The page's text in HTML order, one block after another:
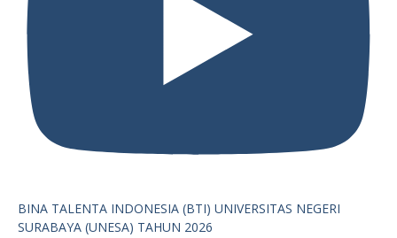
BINA TALENTA INDONESIA (BTI) UNIVERSITAS NEGERI
SURABAYA (UNESA) TAHUN 2026